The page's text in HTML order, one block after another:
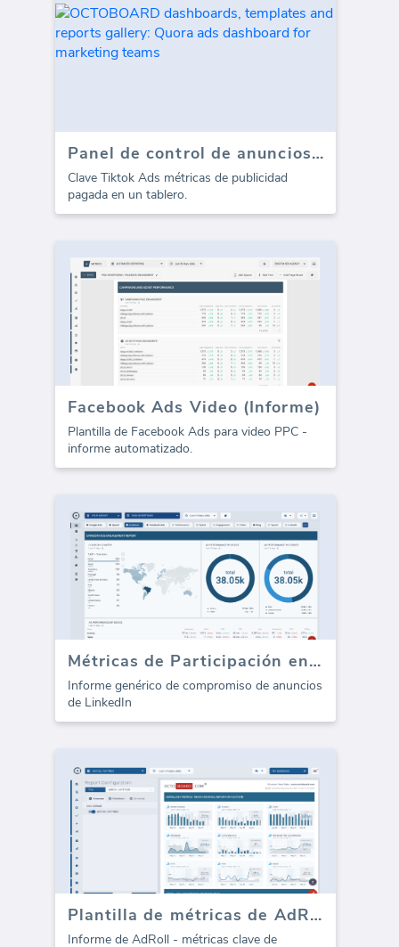
Panel de control de anuncios de Tiktok - visión general
Clave Tiktok Ads métricas de publicidad
pagada en un tablero.
Facebook Ads Video (Informe)
Plantilla de Facebook Ads para video PPC -
informe automatizado.
Métricas de Participación en Anuncios de LinkedIn
Informe genérico de compromiso de anuncios
de LinkedIn
Plantilla de métricas de AdRoll (Informe)
Informe de AdRoll - métricas clave de